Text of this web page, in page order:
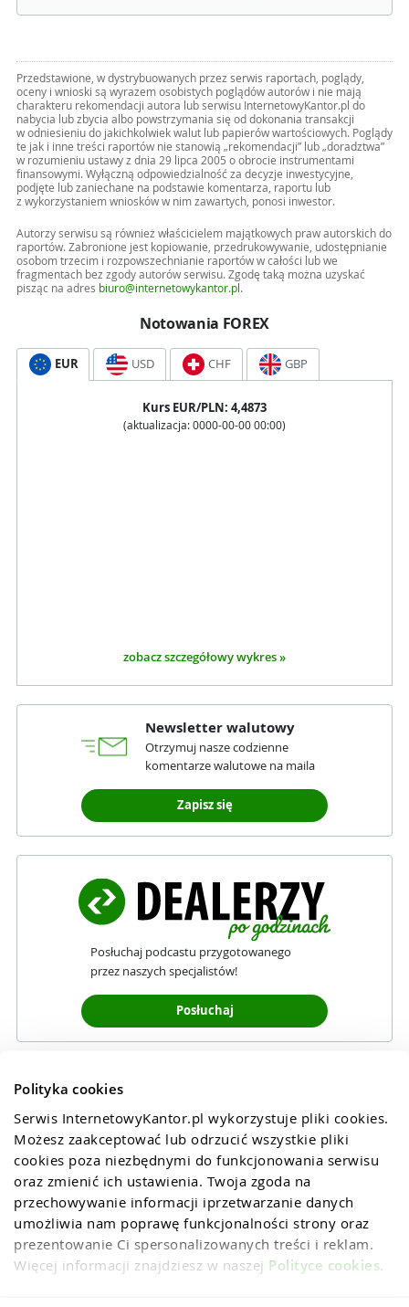
Polityka cookies
Serwis InternetowyKantor.pl wykorzystuje pliki cookies.
Możesz zaakceptować lub odrzucić wszystkie pliki
cookies poza niezbędnymi do funkcjonowania serwisu
oraz zmienić ich ustawienia. Twoja zgoda na
przechowywanie informacji iprzetwarzanie danych
umożliwia nam poprawę funkcjonalności strony oraz
prezentowanie Ci spersonalizowanych treści i reklam.
Więcej informacji znajdziesz w naszej Polityce cookies.
Przedstawione, w dystrybuowanych przez serwis raportach, poglądy,
oceny i wnioski są wyrazem osobistych poglądów autorów i nie mają
charakteru rekomendacji autora lub serwisu InternetowyKantor.pl do
nabycia lub zbycia albo powstrzymania się od dokonania transakcji
w odniesieniu do jakichkolwiek walut lub papierów wartościowych. Poglądy
te jak i inne treści raportów nie stanowią „rekomendacji” lub „doradztwa”
w rozumieniu ustawy z dnia 29 lipca 2005 o obrocie instrumentami
finansowymi. Wyłączną odpowiedzialność za decyzje inwestycyjne,
podjęte lub zaniechane na podstawie komentarza, raportu lub
z wykorzystaniem wniosków w nim zawartych, ponosi inwestor.
Autorzy serwisu są również właścicielem majątkowych praw autorskich do
raportów. Zabronione jest kopiowanie, przedrukowywanie, udostępnianie
osobom trzecim i rozpowszechnianie raportów w całości lub we
fragmentach bez zgody autorów serwisu. Zgodę taką można uzyskać
pisząc na adres biuro@internetowykantor.pl .
Notowania FOREX
EUR USD CHF GBP
Kurs EUR/PLN: 4,4873
(aktualizacja: 0000-00-00 00:00)
zobacz szczegółowy wykres »
Newsletter walutowy
Otrzymuj nasze codzienne
komentarze walutowe na maila
Zapisz się
Posłuchaj podcastu przygotowanego
przez naszych specjalistów!
Posłuchaj